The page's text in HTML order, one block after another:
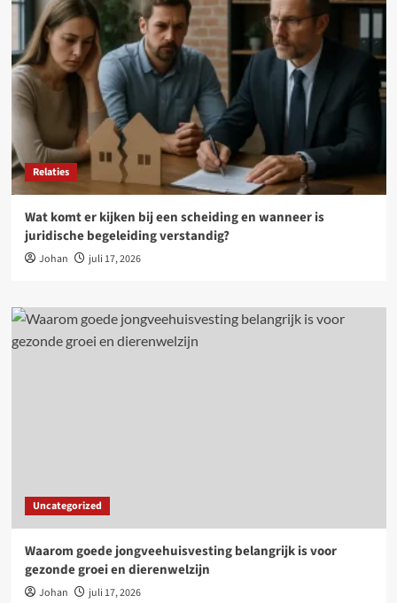
Relaties
Wat komt er kijken bij een scheiding en wanneer is
juridische begeleiding verstandig?
Johan juli 17, 2026
Uncategorized
Waarom goede jongveehuisvesting belangrijk is voor
gezonde groei en dierenwelzijn
Johan juli 17, 2026